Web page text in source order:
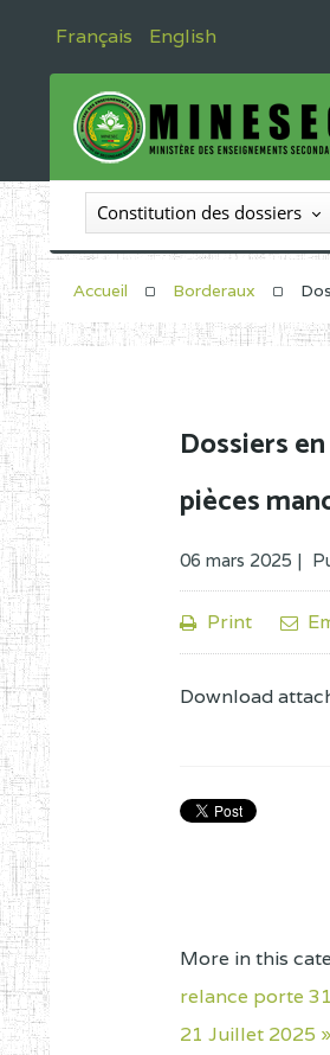
Français English
Constitution des dossiers
Accueil Borderaux
Dossiers
pièces
06 mars 2025 |
Print
Download
More in this
relance porte
21 Juillet 2025 »